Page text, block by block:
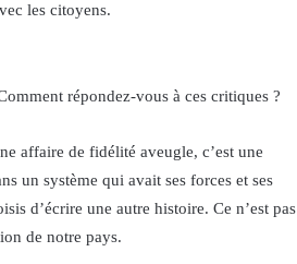
les citoyens.
répondez-vous à ces critiques ?
affaire de fidélité aveugle, c’est une
un système qui avait ses forces et ses
d’écrire une autre histoire. Ce n’est pas
de notre pays.